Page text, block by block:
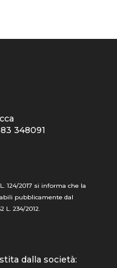
348091
2017 si informa che la
pubblicamente dal
L. 234/2012.
dalla società: